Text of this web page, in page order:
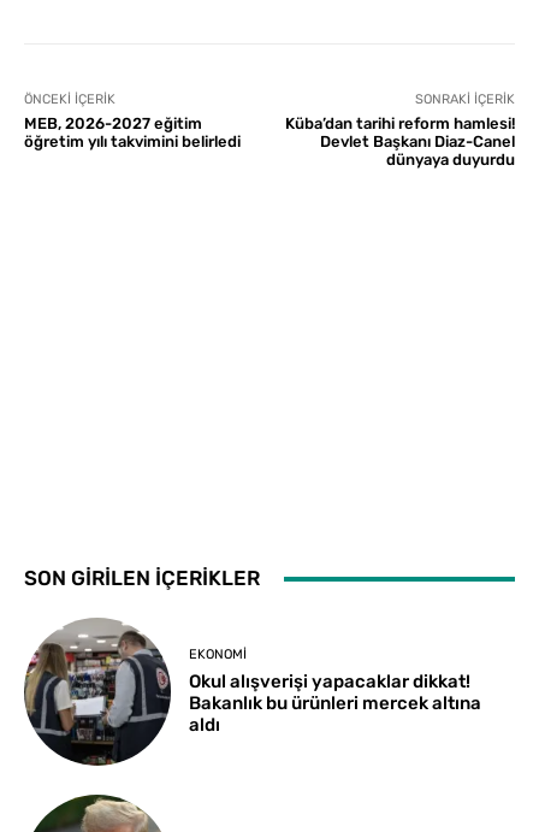
ÖNCEKI İÇERIK
MEB, 2026-2027 eğitim
öğretim yılı takvimini belirledi
SONRAKI İÇERIK
Küba’dan tarihi reform hamlesi!
Devlet Başkanı Diaz-Canel
dünyaya duyurdu
SON GİRİLEN İÇERİKLER
EKONOMI
Okul alışverişi yapacaklar dikkat!
Bakanlık bu ürünleri mercek altına
aldı